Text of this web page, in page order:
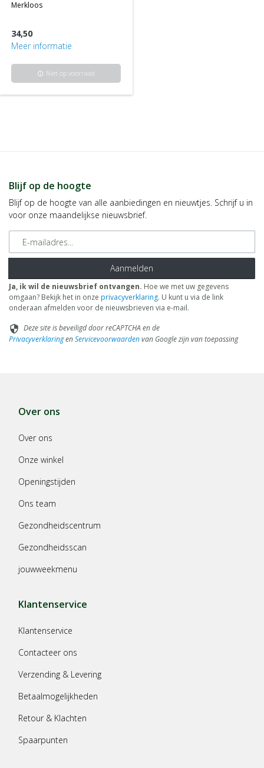
merkloos
34,50
Meer informatie
info Niet op voorraad
Blijf op de hoogte
Blijf op de hoogte van alle aanbiedingen en nieuwtjes. Schrijf u in
voor onze maandelijkse nieuwsbrief.
E-mailadres
Aanmelden
Ja, ik wil de nieuwsbrief ontvangen. Hoe we met uw gegevens
omgaan? Bekijk het in onze privacyverklaring. U kunt u via de link
onderaan afmelden voor de nieuwsbrieven via e-mail.
security Deze site is beveiligd door reCAPTCHA en de
PrivacyverklaringenServicevoorwaardenvan Google zijn van toepassing
Over ons
Over ons
Onze winkel
Openingstijden
Ons team
Gezondheidscentrum
Gezondheidsscan
jouwweekmenu
Klantenservice
Klantenservice
Contacteer ons
Verzending & Levering
Betaalmogelijkheden
Retour & Klachten
Spaarpunten